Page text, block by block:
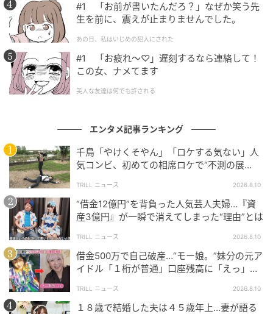
の記事をもっとみる
#1 「お前が書いたんだろ？」なぜか笑う先
生を前に、震えが止まりませんでした。
あの日、私はいじめの犯人にされた
#1 「お疲れ〜♡」遅刻するなら連絡して！
この女、ナメてます
美人な友達は何でも許される
エンタメ記事ランキング
千鳥「やけくそやん」「ロケする気ない」人
気コンビ、初めての相席ロケで“不測の展
TRILL ニュース 2026.8.10
“借金12億円”を背負った人気芸人夫婦…『資
産3億円』が一瞬で消えてしまった“理由”とは
TRILL ニュース 2026.8.10
借金500万で自己破産…“モー娘。”妹分の元ア
イドル「１桁が普通」口座残高に「えっ」ス
TRILL ニュース 2026.8.10
１８歳で結婚した夫は４５歳年上…妻が語る